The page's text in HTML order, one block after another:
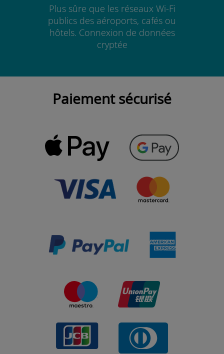
Plus sûre que les réseaux Wi-Fi
publics des aéroports, cafés ou
hôtels. Connexion de données
cryptée
Paiement sécurisé